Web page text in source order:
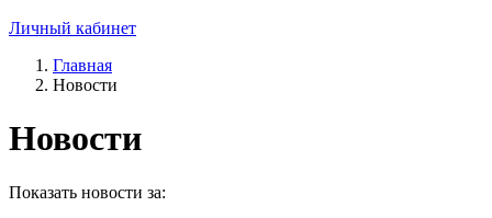
Личный кабинет
Главная
Новости
Новости
Показать новости за: